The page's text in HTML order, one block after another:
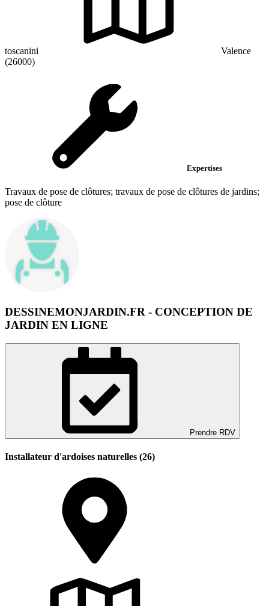
toscanini
Valence
(26000)
Expertises
Travaux de pose de clôtures; travaux de pose de clôtures de jardins;
pose de clôture
DESSINEMONJARDIN.FR - CONCEPTION DE
JARDIN EN LIGNE
Prendre RDV
Installateur d'ardoises naturelles (26)